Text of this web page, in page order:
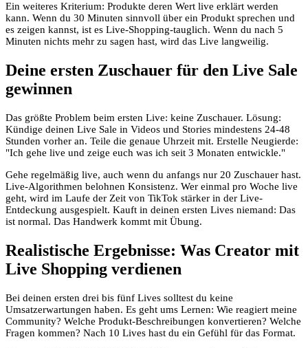
Ein weiteres Kriterium: Produkte deren Wert live erklärt werden
kann. Wenn du 30 Minuten sinnvoll über ein Produkt sprechen und
es zeigen kannst, ist es Live-Shopping-tauglich. Wenn du nach 5
Minuten nichts mehr zu sagen hast, wird das Live langweilig.
Deine ersten Zuschauer für den Live Sale
gewinnen
Das größte Problem beim ersten Live: keine Zuschauer. Lösung:
Kündige deinen Live Sale in Videos und Stories mindestens 24-48
Stunden vorher an. Teile die genaue Uhrzeit mit. Erstelle Neugierde:
"Ich gehe live und zeige euch was ich seit 3 Monaten entwickle."
Gehe regelmäßig live, auch wenn du anfangs nur 20 Zuschauer hast.
Live-Algorithmen belohnen Konsistenz. Wer einmal pro Woche live
geht, wird im Laufe der Zeit von TikTok stärker in der Live-
Entdeckung ausgespielt. Kauft in deinen ersten Lives niemand: Das
ist normal. Das Handwerk kommt mit Übung.
Realistische Ergebnisse: Was Creator mit
Live Shopping verdienen
Bei deinen ersten drei bis fünf Lives solltest du keine
Umsatzerwartungen haben. Es geht ums Lernen: Wie reagiert meine
Community? Welche Produkt-Beschreibungen konvertieren? Welche
Fragen kommen? Nach 10 Lives hast du ein Gefühl für das Format.